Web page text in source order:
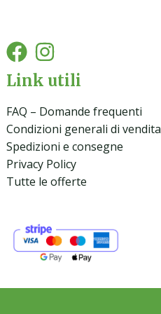
Link utili
FAQ – Domande frequenti
Condizioni generali di vendita
Spedizioni e consegne
Privacy Policy
Tutte le offerte